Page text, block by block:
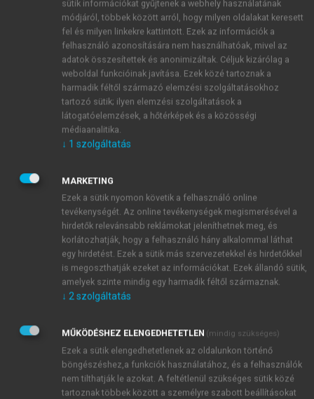
a kormány által elrendelt vagy a társaság által
kezdeményezett reorganizáció irányítása,
nagyobb hitelek jóváhagyása, garanciavállalás,
ellenőrzési tevékenység.
1990 és 1993 között az ÁVÜ és az ÁV Rt. számára a
vagyonkezelés elsősorban a vállalatok társasággá
történő alakítását jelentette. Az átalakítás egyrészt a
privatizáció előkészítő lépése, másrészt stratégiai
döntéssorozat az adott cég jövője szempontjából. Az
átalakítást ugyanis többnyire megelőzte az
alaptevékenységhez nem kapcsolódó vagy
nélkülözhető tevékenységek és eszközök leválasztása,
majd értékesítése. Ezek mindig messzire ható
döntések voltak és viták tüzében kovácsolódtak.
Közelről vizsgálva a cégek életét egyáltalán nem
evidens, hogy melyek az „alaptevékenységhez nem
kapcsolódó” gyártási és szervezési folyamatok, hogy
mi számít „nélkülözhető eszköznek” stb. A
társasággá alakítás tehát szükségképpen
reorganizációs tevékenység is volt, amelyhez
hozzátartozott az a feltételezés is, hogy ezzel
egyidejűleg megtörténik a cég „feljavítása” is.
sütik információkat gyűjtenek a webhely használatának
módjáról, többek között arról, hogy milyen oldalakat keresett
fel és milyen linkekre kattintott. Ezek az információk a
felhasználó azonosítására nem használhatóak, mivel az
adatok összesítettek és anonimizáltak. Céljuk kizárólag a
weboldal funkcióinak javítása. Ezek közé tartoznak a
harmadik féltől származó elemzési szolgáltatásokhoz
tartozó sütik; ilyen elemzési szolgáltatások a
látogatóelemzések, a hőtérképek és a közösségi
médiaanalitika.
↓ 1 szolgáltatás
MARKETING
Ezek a sütik nyomon követik a felhasználó online
tevékenységét. Az online tevékenységek megismerésével a
hirdetők relevánsabb reklámokat jeleníthetnek meg, és
korlátozhatják, hogy a felhasználó hány alkalommal láthat
egy hirdetést. Ezek a sütik más szervezetekkel és hirdetőkkel
is megoszthatják ezeket az információkat. Ezek állandó sütik,
amelyek szinte mindig egy harmadik féltől származnak.
↓ 2szolgáltatás
MŰKÖDÉSHEZ ELENGEDHETETLEN (mindig szükséges)
Ezek a sütik elengedhetetlenek az oldalunkon történő
böngészéshez,a funkciók használatához, és a felhasználók
nem tilthatják le azokat. A feltétlenül szükséges sütik közé
tartoznak többek között a személyre szabott beállításokat